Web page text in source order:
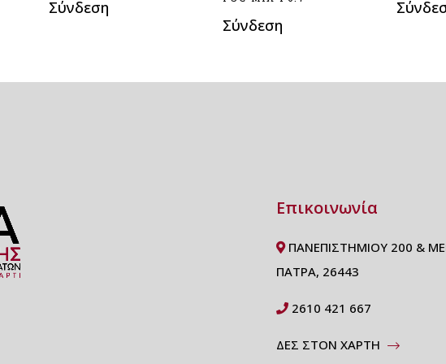
Σύνδεση
Σύνδεση
Επικοινωνία
ΠΑΝΕΠΙΣΤΗΜΙΟΥ 200 &
ΠΑΤΡΑ, 26443
2610 421 667
ΔΕΣ ΣΤΟΝ ΧΑΡΤΗ